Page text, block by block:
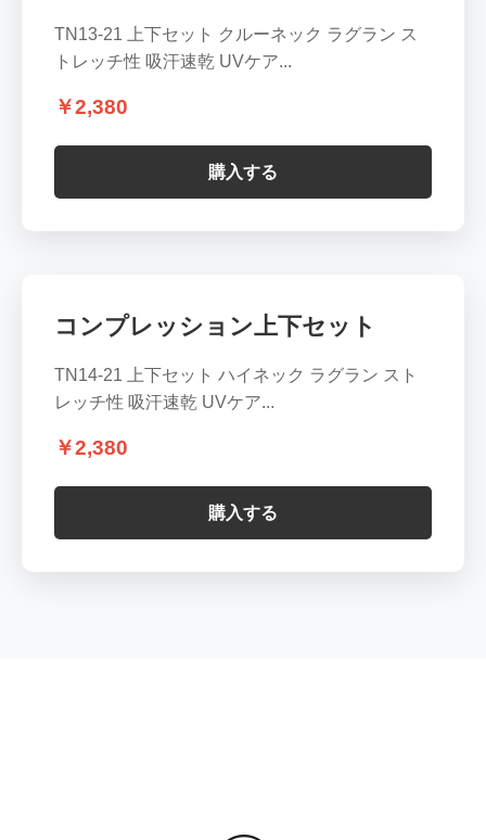
TN13-21 上下セット クルーネック ラグラン ス
トレッチ性 吸汗速乾 UVケア...
￥2,380
購入する
コンプレッション上下セット
TN14-21 上下セット ハイネック ラグラン スト
レッチ性 吸汗速乾 UVケア...
￥2,380
購入する